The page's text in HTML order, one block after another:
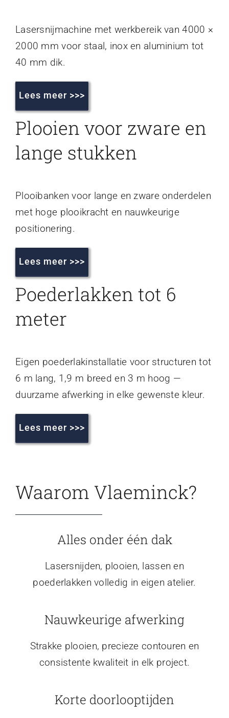
Lasersnijmachine met werkbereik van 4000 ×
2000 mm voor staal, inox en aluminium tot
40 mm dik.
Lees meer >>>
Plooien voor zware en
lange stukken
Plooibanken voor lange en zware onderdelen
met hoge plooikracht en nauwkeurige
positionering.
Lees meer >>>
Poederlakken tot 6
meter
Eigen poederlakinstallatie voor structuren tot
6 m lang, 1,9 m breed en 3 m hoog —
duurzame afwerking in elke gewenste kleur.
Lees meer >>>
Waarom Vlaeminck?
Alles onder één dak
Lasersnijden, plooien, lassen en
poederlakken volledig in eigen atelier.
Nauwkeurige afwerking
Strakke plooien, precieze contouren en
consistente kwaliteit in elk project.
Korte doorlooptijden